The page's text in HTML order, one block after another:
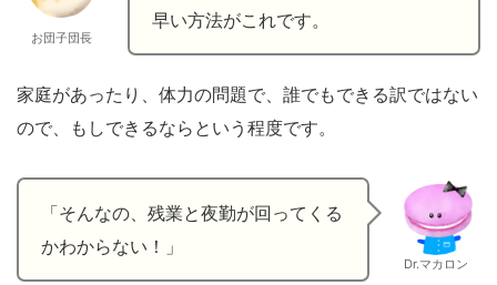
お団子団長
早い方法がこれです。
家庭があったり、体力の問題で、誰でもできる訳ではない
ので、もしできるならという程度です。
「そんなの、残業と夜勤が回ってくる
かわからない！」
Dr.マカロン